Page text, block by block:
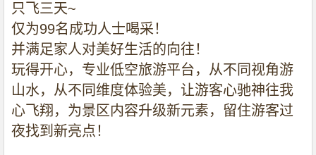
只飞三天~
仅为99名成功人士喝采！
并满足家人对美好生活的向往！
玩得开心，专业低空旅游平台，从不同视角游
山水，从不同维度体验美，让游客心驰神往我
心飞翔，为景区内容升级新元素，留住游客过
夜找到新亮点！